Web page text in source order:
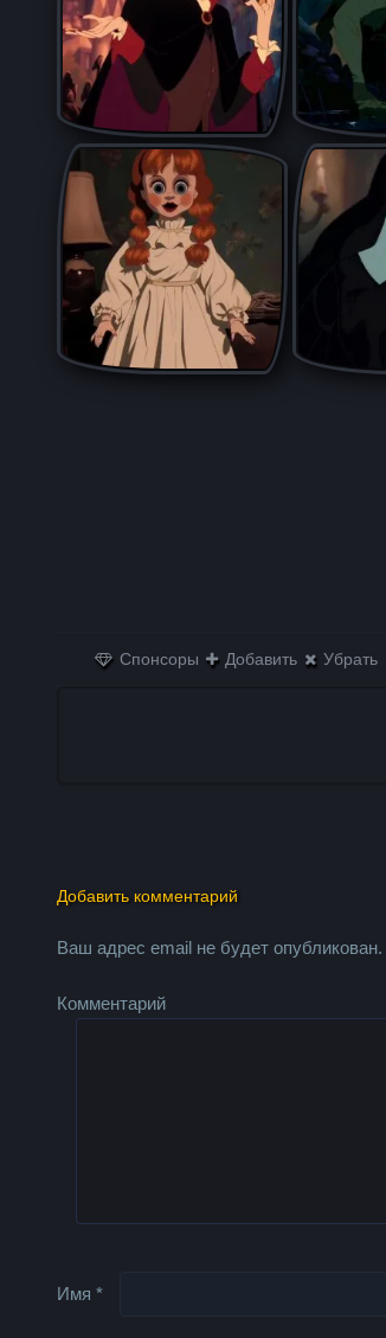
Спонсоры Добавить Убрать
Добавить комментарий
Ваш адрес email не будет опубликован.
Комментарий
Имя*